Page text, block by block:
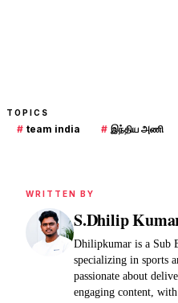
TOPICS
# team india # இந்திய அணி
WRITTEN BY
S.Dhilip
Dhilipkumar is a Sub
specializing in sports
passionate about
engaging content,